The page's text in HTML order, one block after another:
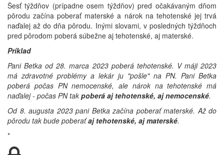
Šesť týždňov (prípadne osem týždňov) pred očakávaným dňom
pôrodu začína poberať materské a nárok na tehotenské jej trvá
naďalej až do dňa pôrodu. Inými slovami, v posledných týždňoch
pred pôrodom poberá súbežne aj tehotenské, aj materské.
Príklad
Pani Betka od 28. marca 2023 poberá tehotenské. V máji 2023
má zdravotné problémy a lekár ju "pošle" na PN. Pani Betka
poberá počas PN nemocenské, ale nárok na tehotenské má
naďalej - počas PN tak poberá aj tehotenské, aj nemocenské.
Od 8. augusta 2023 pani Betka začína poberať materské. Až do
pôrodu tak bude poberaťaj tehotenské, aj materské.
*